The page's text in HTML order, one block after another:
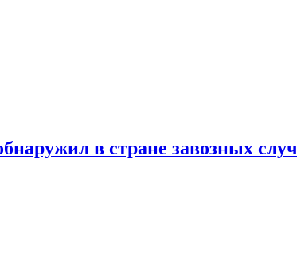
в стране завозных